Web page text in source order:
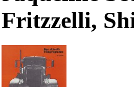
Fritzzelli,